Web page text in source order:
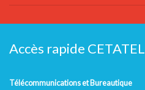
Accès rapide CETATEL
Télécommunications et Bureautique